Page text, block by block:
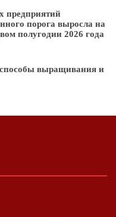
предприятий
порога выросла на
полугодии 2026 года
способы выращивания и